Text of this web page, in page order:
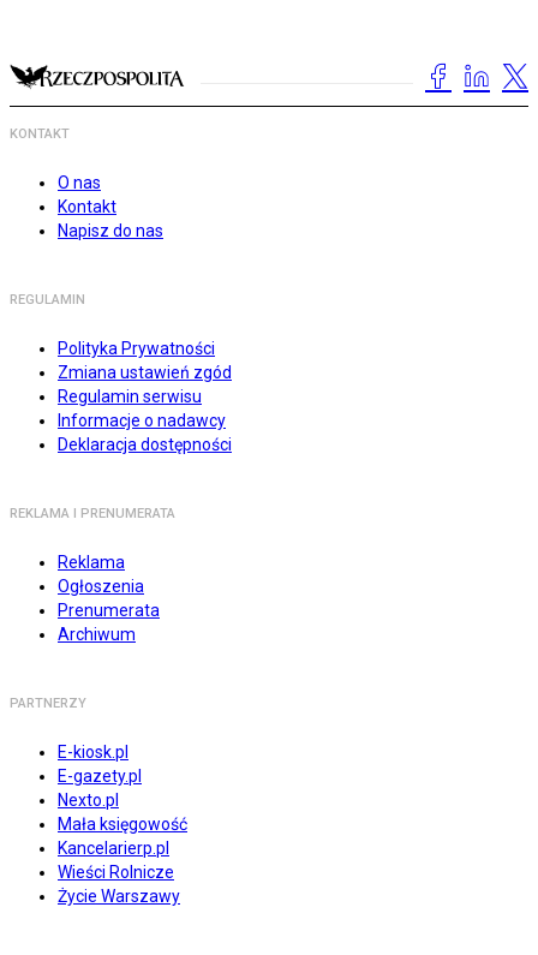
KONTAKT
O nas
Kontakt
Napisz do nas
REGULAMIN
Polityka Prywatności
Zmiana ustawień zgód
Regulamin serwisu
Informacje o nadawcy
Deklaracja dostępności
REKLAMA I PRENUMERATA
Reklama
Ogłoszenia
Prenumerata
Archiwum
PARTNERZY
E-kiosk.pl
E-gazety.pl
Nexto.pl
Mała księgowość
Kancelarierp.pl
Wieści Rolnicze
Życie Warszawy